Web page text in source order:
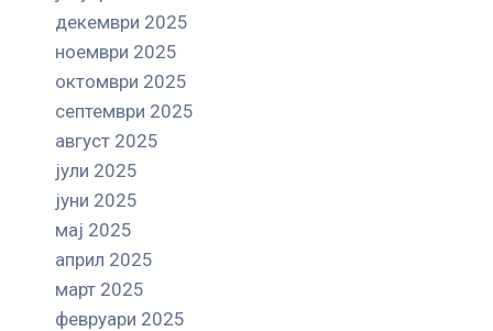
декември 2025
ноември 2025
октомври 2025
септември 2025
август 2025
јули 2025
јуни 2025
мај 2025
април 2025
март 2025
февруари 2025